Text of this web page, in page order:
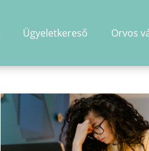
Ügyeletkereső Orvos